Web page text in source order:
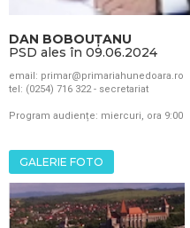
DAN BOBOUȚANU
PSD ales în 09.06.2024
email: primar@primariahunedoara.ro
tel: (0254) 716 322 - secretariat
Program audiențe: miercuri, ora 9:00
GALERIE FOTO